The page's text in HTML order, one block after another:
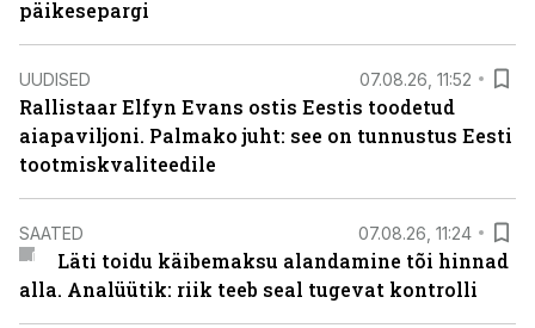
päikesepargi
UUDISED 07.08.26, 11:52
Rallistaar Elfyn Evans ostis Eestis toodetud
aiapaviljoni. Palmako juht: see on tunnustus Eesti
tootmiskvaliteedile
SAATED 07.08.26, 11:24
Läti toidu käibemaksu alandamine tõi hinnad
alla. Analüütik: riik teeb seal tugevat kontrolli